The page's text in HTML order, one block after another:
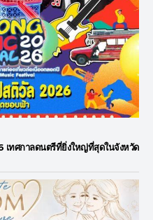
ทศกาลดนตรีที่ยิ่งใหญ่ที่สุดในจังหวัด